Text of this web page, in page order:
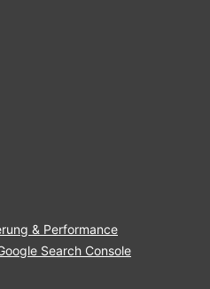
& Performance
Search Console